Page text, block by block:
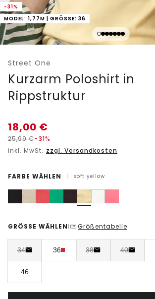
-31%
MODEL: 1,77M | GRÖSSE: 36
Street One
Kurzarm Poloshirt in
Rippstruktur
18,00 €
25,99€-31%
inkl. MwSt. zzgl. Versandkosten
FARBE WÄHLEN | soft yellow
GRÖSSE WÄHLEN | Größentabelle
34 36 38 40
46